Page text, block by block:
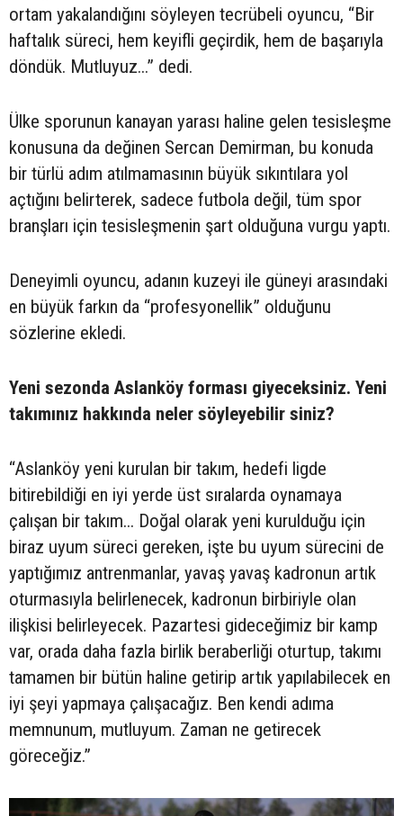
ortam yakalandığını söyleyen tecrübeli oyuncu, “Bir
haftalık süreci, hem keyifli geçirdik, hem de başarıyla
döndük. Mutluyuz...” dedi.
Ülke sporunun kanayan yarası haline gelen tesisleşme
konusuna da değinen Sercan Demirman, bu konuda
bir türlü adım atılmamasının büyük sıkıntılara yol
açtığını belirterek, sadece futbola değil, tüm spor
branşları için tesisleşmenin şart olduğuna vurgu yaptı.
Deneyimli oyuncu, adanın kuzeyi ile güneyi arasındaki
en büyük farkın da “profesyonellik” olduğunu
sözlerine ekledi.
Yeni sezonda Aslanköy forması giyeceksiniz. Yeni
takımınız hakkında neler söyleyebilir siniz?
“Aslanköy yeni kurulan bir takım, hedefi ligde
bitirebildiği en iyi yerde üst sıralarda oynamaya
çalışan bir takım... Doğal olarak yeni kurulduğu için
biraz uyum süreci gereken, işte bu uyum sürecini de
yaptığımız antrenmanlar, yavaş yavaş kadronun artık
oturmasıyla belirlenecek, kadronun birbiriyle olan
ilişkisi belirleyecek. Pazartesi gideceğimiz bir kamp
var, orada daha fazla birlik beraberliği oturtup, takımı
tamamen bir bütün haline getirip artık yapılabilecek en
iyi şeyi yapmaya çalışacağız. Ben kendi adıma
memnunum, mutluyum. Zaman ne getirecek
göreceğiz.”